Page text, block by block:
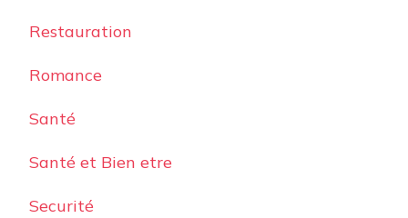
Restauration
Romance
Santé
Santé et Bien etre
Securité